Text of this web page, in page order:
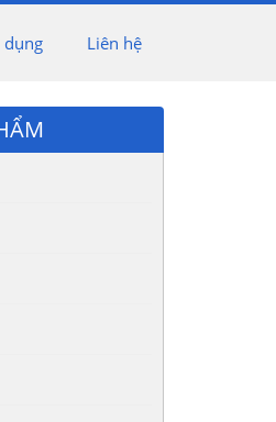
dụng Liên hệ